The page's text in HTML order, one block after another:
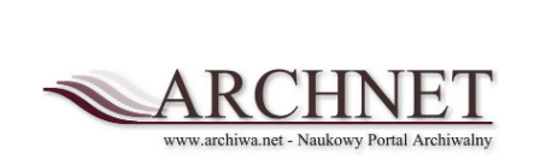
Archnet